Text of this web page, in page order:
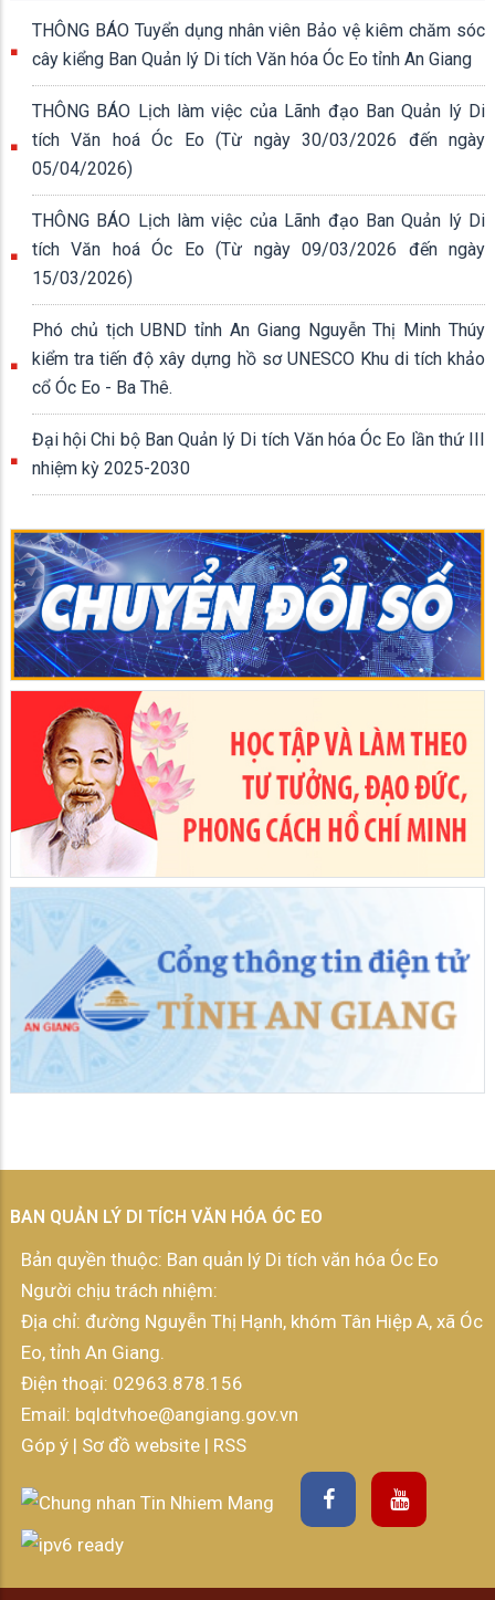
THÔNG BÁO Tuyển dụng nhân viên Bảo vệ kiêm chăm sóc
cây kiểng Ban Quản lý Di tích Văn hóa Óc Eo tỉnh An Giang
THÔNG BÁO Lịch làm việc của Lãnh đạo Ban Quản lý Di
tích Văn hoá Óc Eo (Từ ngày 30/03/2026 đến ngày
05/04/2026)
THÔNG BÁO Lịch làm việc của Lãnh đạo Ban Quản lý Di
tích Văn hoá Óc Eo (Từ ngày 09/03/2026 đến ngày
15/03/2026)
Phó chủ tịch UBND tỉnh An Giang Nguyễn Thị Minh Thúy
kiểm tra tiến độ xây dựng hồ sơ UNESCO Khu di tích khảo
cổ Óc Eo - Ba Thê.
Đại hội Chi bộ Ban Quản lý Di tích Văn hóa Óc Eo lần thứ III
nhiệm kỳ 2025-2030
BAN QUẢN LÝ DI TÍCH VĂN HÓA ÓC EO
Bản quyền thuộc: Ban quản lý Di tích văn hóa Óc Eo
Người chịu trách nhiệm:
Địa chỉ: đường Nguyễn Thị Hạnh, khóm Tân Hiệp A, xã Óc
Eo, tỉnh An Giang.
Điện thoại: 02963.878.156
Email: bqldtvhoe@angiang.gov.vn
Góp ý | Sơ đồ website | RSS